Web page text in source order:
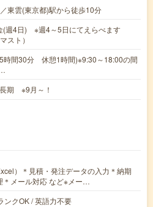
東雲(東京都)駅から徒歩10分
(週4日) ※週4～5日にてえらべます
スト）
時間30分 休憩1時間)※9:30～18:00の間
期 ※9月～！
）＊見積・発注データの入力＊納期
＊メール対応 など※メー…
ンクOK / 英語力不要